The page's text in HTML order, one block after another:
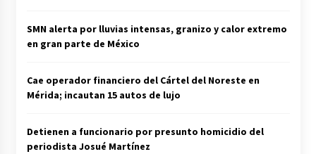
SMN alerta por lluvias intensas, granizo y calor extremo
en gran parte de México
Cae operador financiero del Cártel del Noreste en
Mérida; incautan 15 autos de lujo
Detienen a funcionario por presunto homicidio del
periodista Josué Martínez